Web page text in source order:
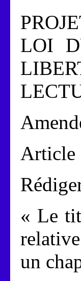
LOI
Article
« Le
un